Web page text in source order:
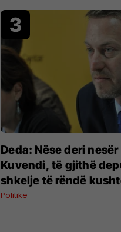
Deda: Nëse deri
Kuvendi, të gjithë
shkelje të rëndë
Politikë